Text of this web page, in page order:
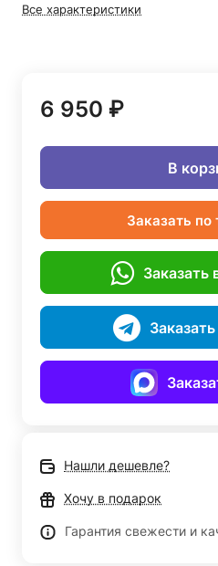
Все характеристики
6 950 ₽
В
Заказать по
Заказать
Нашли дешевле?
Хочу в подарок
Гарантия свежести и